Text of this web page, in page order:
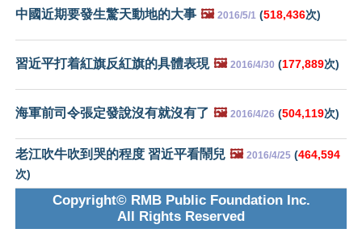
中國近期要發生驚天動地的大事 🖼️ 2016/5/1 (518,436次)
習近平打着紅旗反紅旗的具體表現 🖼️ 2016/4/30 (177,889次)
海軍前司令張定發說沒有就沒有了 🖼️ 2016/4/26 (504,119次)
老江吹牛吹到哭的程度 習近平看鬧兒 🖼️ 2016/4/25 (464,594
次)
Copyright© RMB Public Foundation Inc.
All Rights Reserved